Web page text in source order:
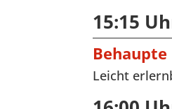
15:15
Behaupte
Leicht